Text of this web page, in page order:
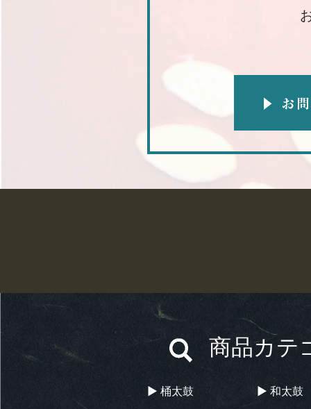
商品カテ
▶︎ 桶太鼓
▶︎ 和太鼓